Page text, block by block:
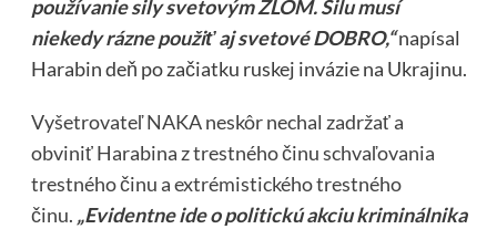
používanie sily svetovým ZLOM. Silu musí
niekedy rázne použiť aj svetové DOBRO,“napísal
Harabin deň po začiatku ruskej invázie na Ukrajinu.
Vyšetrovateľ NAKA neskôr nechal zadržať a
obviniť Harabina z trestného činu schvaľovania
trestného činu a extrémistického trestného
činu. „Evidentne ide o politickú akciu kriminálnika